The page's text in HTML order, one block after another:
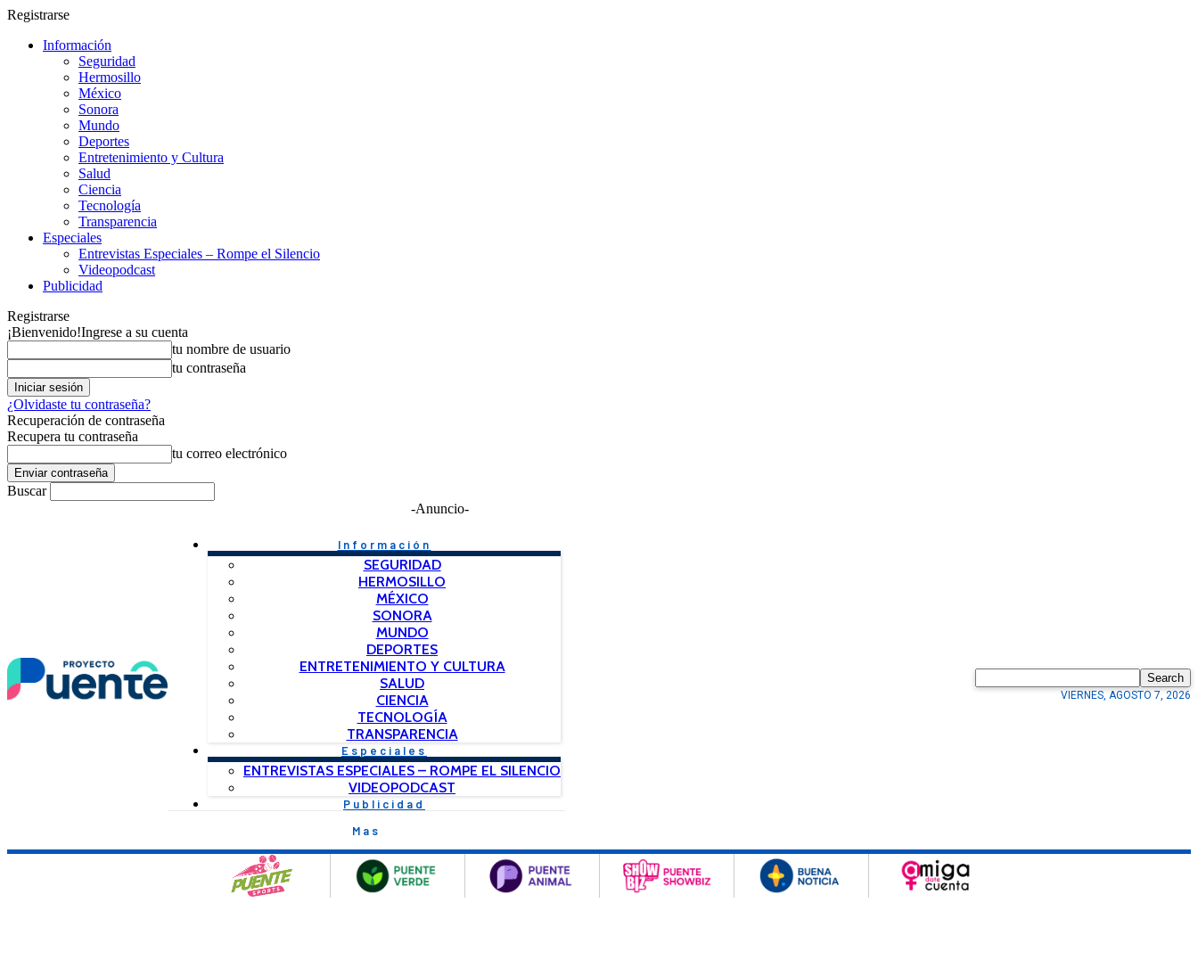
Registrarse
Información
Seguridad
Hermosillo
México
Sonora
Mundo
Deportes
Entretenimiento y Cultura
Salud
Ciencia
Tecnología
Transparencia
Especiales
Entrevistas Especiales – Rompe el Silencio
Videopodcast
Publicidad
Registrarse
¡Bienvenido!Ingrese a su cuenta
tu nombre de usuario
tu contraseña
¿Olvidaste tu contraseña?
Recuperación de contraseña
Recupera tu contraseña
tu correo electrónico
Buscar
-Anuncio-
Información
SEGURIDAD
HERMOSILLO
MÉXICO
SONORA
MUNDO
DEPORTES
ENTRETENIMIENTO Y CULTURA
SALUD
CIENCIA
TECNOLOGÍA
TRANSPARENCIA
Especiales
ENTREVISTAS ESPECIALES – ROMPE EL SILENCIO
VIDEOPODCAST
Publicidad
Mas
Search
VIERNES, AGOSTO 7, 2026